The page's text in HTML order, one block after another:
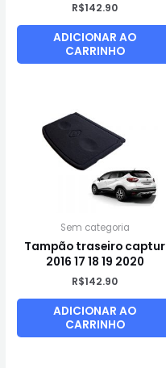
R$142.90
ADICIONAR AO
CARRINHO
Sem categoria
Tampão traseiro captur
2016 17 18 19 2020
R$142.90
ADICIONAR AO
CARRINHO